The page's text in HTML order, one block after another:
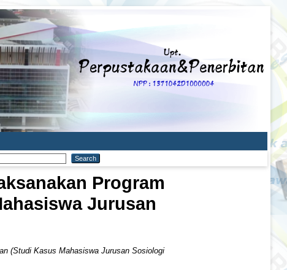
Program
Jurusan
(Studi Kasus Mahasiswa Jurusan Sosiologi